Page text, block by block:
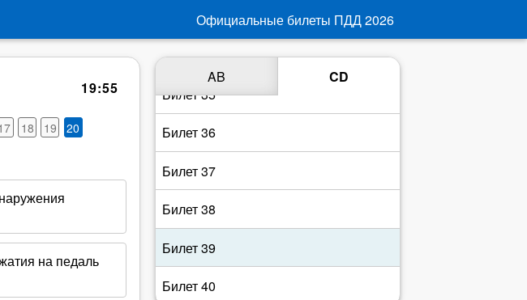
19:54
18 19 20
на педаль
Официальные билеты ПДД2026
AB CD
Билет 33
Билет 34
Билет 35
Билет 36
Билет 37
Билет 38
Билет 39
Билет 40